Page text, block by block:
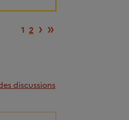
1 2 Page suivante
› Dernière page
»
discussions